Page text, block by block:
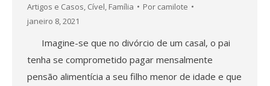
Artigos e Casos, Cível, Família Por camilote
janeiro 8, 2021
Imagine-se que no divórcio de um casal, o pai
tenha se comprometido pagar mensalmente
pensão alimentícia a seu filho menor de idade e que